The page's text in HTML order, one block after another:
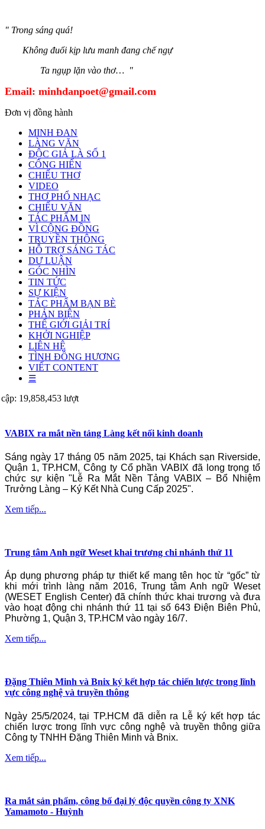
" Trong sáng quá!
Không đuổi kịp lưu manh đang chế ngự
Ta ngụp lặn vào thơ… "
Email: minhdanpoet@gmail.com
Đơn vị đồng hành
MINH ĐAN
LÀNG VĂN
ĐỘC GIẢ LÀ SỐ 1
CỐNG HIẾN
CHIẾU THƠ
VIDEO
THƠ PHỔ NHẠC
CHIẾU VĂN
TÁC PHẨM IN
VÌ CỘNG ĐỒNG
TRUYỀN THÔNG
HỖ TRỢ SÁNG TÁC
DƯ LUẬN
GÓC NHÌN
TIN TỨC
SỰ KIỆN
TÁC PHẨM BẠN BÈ
PHẢN BIỆN
THẾ GIỚI GIẢI TRÍ
KHỞI NGHIỆP
LIÊN HỆ
TÌNH ĐỒNG HƯƠNG
VIẾT CONTENT
☰
19,858,453 lượt
VABIX ra mắt nền tảng Làng kết nối kinh doanh
Sáng ngày 17 tháng 05 năm 2025, tại Khách sạn Riverside,
Quận 1, TP.HCM, Công ty Cổ phần VABIX đã long trọng tổ
chức sự kiện "Lễ Ra Mắt Nền Tảng VABIX – Bổ Nhiệm
Trưởng Làng – Ký Kết Nhà Cung Cấp 2025".
Xem tiếp...
Trung tâm Anh ngữ Weset khai trương chi nhánh thứ 11
Áp dụng phương pháp tự thiết kế mang tên học từ “gốc” từ
khi mới trình làng năm 2016, Trung tâm Anh ngữ Weset
(WESET English Center) đã chính thức khai trương và đưa
vào hoạt động chi nhánh thứ 11 tại số 643 Điện Biên Phủ,
Phường 1, Quận 3, TP.HCM vào ngày 16/7.
Xem tiếp...
Đặng Thiên Minh và Bnix ký kết hợp tác chiến lược trong lĩnh
vực công nghệ và truyền thông
Ngày 25/5/2024, tại TP.HCM đã diễn ra Lễ ký kết hợp tác
chiến lược trong lĩnh vực công nghệ và truyền thông giữa
Công ty TNHH Đặng Thiên Minh và Bnix.
Xem tiếp...
Ra mắt sản phẩm, công bố đại lý độc quyền công ty XNK
Yamamoto - Huỳnh